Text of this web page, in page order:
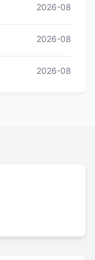
2026-08
2026-08
2026-08